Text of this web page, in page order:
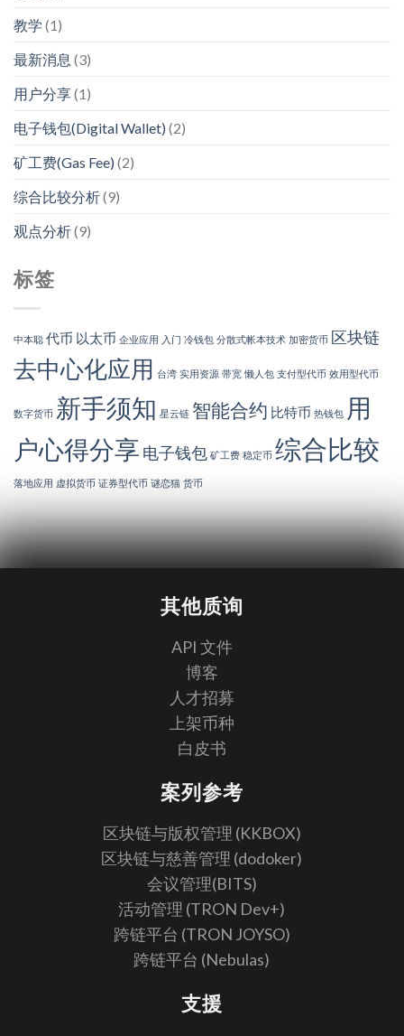
教学 (1)
最新消息 (3)
用户分享(1)
电子钱包(Digital Wallet) (2)
矿工费(Gas Fee) (2)
综合比较分析(9)
观点分析(9)
标签
中本聪 代币 以太币 企业应用 入门 冷钱包 分散式帐本技术 加密货币 区块链
去中心化应用 台湾 实用资源 带宽 懒人包 支付型代币 效用型代币
数字货币 新手须知 星云链 智能合约 比特币 热钱包 用
户心得分享 电子钱包 矿工费 稳定币 综合比较
落地应用 虚拟货币 证券型代币 谜恋猫 货币
其他质询
API 文件
博客
人才招募
上架币种
白皮书
案列参考
区块链与版权管理 (KKBOX)
区块链与慈善管理 (dodoker)
会议管理(BITS)
活动管理 (TRON Dev+)
跨链平台 (TRON JOYSO)
跨链平台 (Nebulas)
支援